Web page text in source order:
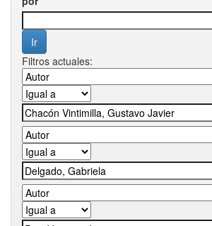
Filtros actuales: